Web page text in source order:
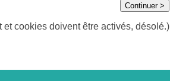
Continuer >
et cookies doivent être activés, désolé.)